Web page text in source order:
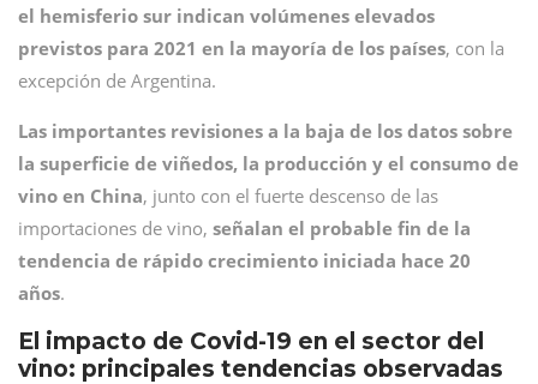
el hemisferio sur indican volúmenes elevados
previstos para 2021 en la mayoría de los países, con la
excepción de Argentina.
Las importantes revisiones a la baja de los datos sobre
la superficie de viñedos, la producción y el consumo de
vino en China, junto con el fuerte descenso de las
importaciones de vino, señalan el probable fin de la
tendencia de rápido crecimiento iniciada hace 20
años.
El impacto de Covid-19 en el sector del
vino: principales tendencias observadas